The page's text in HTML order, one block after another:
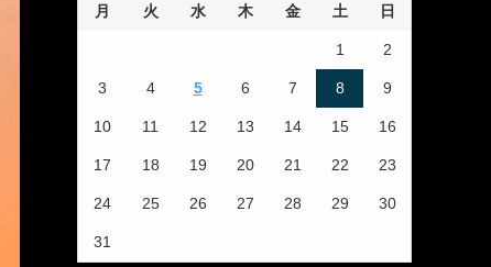
月 火 水 木 金 土 日
1 2
3 4 5 6 7 8 9
10 11 12 13 14 15 16
17 18 19 20 21 22 23
24 25 26 27 28 29 30
31